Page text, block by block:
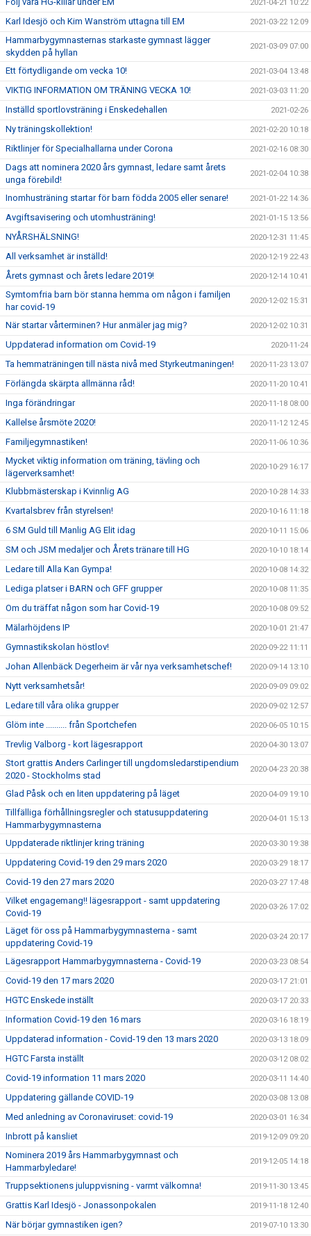
2021-04-21 10:22
Karl Idesjö och Kim Wanström uttagna till EM 2021-03-22 12:09
Hammarbygymnasternas starkaste gymnast lägger
skydden på hyllan
2021-03-09 07:00
Ett förtydligande om vecka 10! 2021-03-04 13:48
VIKTIG INFORMATION OM TRÄNING VECKA 10! 2021-03-03 11:20
Inställd sportlovsträning i Enskedehallen 2021-02-26
Ny träningskollektion! 2021-02-20 10:18
Riktlinjer för Specialhallarna under Corona 2021-02-16 08:30
Dags att nominera 2020 års gymnast, ledare samt årets
unga förebild!
2021-02-04 10:38
Inomhusträning startar för barn födda 2005 eller senare! 2021-01-22 14:36
Avgiftsavisering och utomhusträning! 2021-01-15 13:56
NYÅRSHÄLSNING! 2020-12-31 11:45
All verksamhet är inställd! 2020-12-19 22:43
Årets gymnast och årets ledare 2019! 2020-12-14 10:41
Symtomfria barn bör stanna hemma om någon i familjen
har covid-19
2020-12-02 15:31
När startar vårterminen? Hur anmäler jag mig? 2020-12-02 10:31
Uppdaterad information om Covid-19 2020-11-24
Ta hemmaträningen till nästa nivå med Styrkeutmaningen! 2020-11-23 13:07
Förlängda skärpta allmänna råd! 2020-11-20 10:41
Inga förändringar 2020-11-18 08:00
Kallelse årsmöte 2020! 2020-11-12 12:45
Familjegymnastiken! 2020-11-06 10:36
Mycket viktig information om träning, tävling och
lägerverksamhet!
2020-10-29 16:17
Klubbmästerskap i Kvinnlig AG 2020-10-28 14:33
Kvartalsbrev från styrelsen! 2020-10-16 11:18
6 SM Guld till Manlig AG Elit idag 2020-10-11 15:06
SM och JSM medaljer och Årets tränare till HG 2020-10-10 18:14
Ledare till Alla Kan Gympa! 2020-10-08 14:32
Lediga platser i BARN och GFF grupper 2020-10-08 11:35
Om du träffat någon som har Covid-19 2020-10-08 09:52
Mälarhöjdens IP 2020-10-01 21:47
Gymnastikskolan höstlov! 2020-09-22 11:11
Johan Allenbäck Degerheim är vår nya verksamhetschef! 2020-09-14 13:10
Nytt verksamhetsår! 2020-09-09 09:02
Ledare till våra olika grupper 2020-09-02 12:57
Glöm inte .......... från Sportchefen 2020-06-05 10:15
Trevlig Valborg - kort lägesrapport 2020-04-30 13:07
Stort grattis Anders Carlinger till ungdomsledarstipendium
2020 - Stockholms stad
2020-04-23 20:38
Glad Påsk och en liten uppdatering på läget 2020-04-09 19:10
Tillfälliga förhållningsregler och statusuppdatering
Hammarbygymnasterna
2020-04-01 15:13
Uppdaterade riktlinjer kring träning 2020-03-30 19:38
Uppdatering Covid-19 den 29 mars 2020 2020-03-29 18:17
Covid-19 den 27 mars 2020 2020-03-27 17:48
Vilket engagemang!! lägesrapport - samt uppdatering
Covid-19
2020-03-26 17:02
Läget för oss på Hammarbygymnasterna - samt
uppdatering Covid-19
2020-03-24 20:17
Lägesrapport Hammarbygymnasterna - Covid-19 2020-03-23 08:54
Covid-19 den 17 mars 2020 2020-03-17 21:01
HGTC Enskede inställt 2020-03-17 20:33
Information Covid-19 den 16 mars 2020-03-16 18:19
Uppdaterad information - Covid-19 den 13 mars 2020 2020-03-13 18:09
HGTC Farsta inställt 2020-03-12 08:02
Covid-19 information 11 mars 2020 2020-03-11 14:40
Uppdatering gällande COVID-19 2020-03-08 13:08
Med anledning av Coronaviruset: covid-19 2020-03-01 16:34
Inbrott på kansliet 2019-12-09 09:20
Nominera 2019 års Hammarbygymnast och
Hammarbyledare!
2019-12-05 14:18
Truppsektionens juluppvisning - varmt välkomna! 2019-11-30 13:45
Grattis Karl Idesjö - Jonassonpokalen 2019-11-18 12:40
När börjar gymnastiken igen? 2019-07-10 13:30